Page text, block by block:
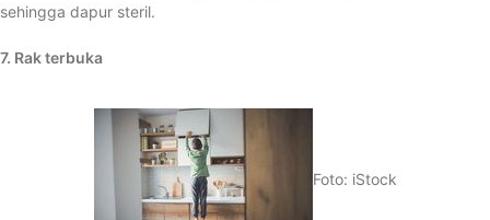
sehingga dapur steril.
7. Rak terbuka
Foto: iStock